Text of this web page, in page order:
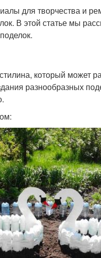
для творчества и
В этой статье мы
который может
разнообразных